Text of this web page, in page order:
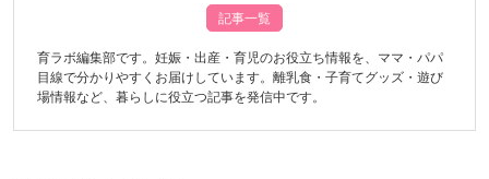
記事一覧
育ラボ編集部です。妊娠・出産・育児のお役立ち情報を、ママ・パパ
目線で分かりやすくお届けしています。離乳食・子育てグッズ・遊び
場情報など、暮らしに役立つ記事を発信中です。